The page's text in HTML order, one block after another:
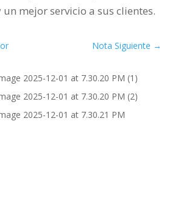
mejor servicio a sus clientes.
Nota Siguiente →